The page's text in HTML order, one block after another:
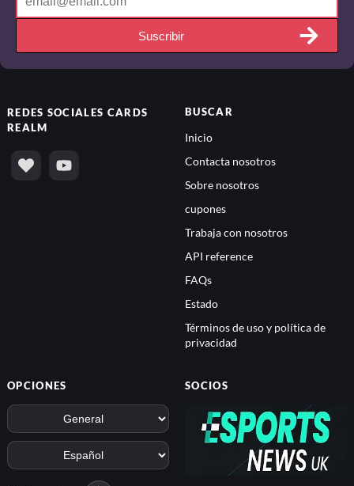
Suscribir
REDES SOCIALES CARDS
REALM
BUSCAR
Inicio
Contacta nosotros
Sobre nosotros
cupones
Trabaja con nosotros
API reference
FAQs
Estado
Términos de uso y política de
privacidad
OPCIONES SOCIOS